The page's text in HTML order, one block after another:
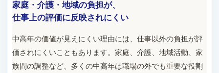
家庭・介護・地域の負担が、
仕事上の評価に反映されにくい
中高年の価値が見えにくい理由には、仕事以外の負担が評
価されにくいこともあります。家庭、介護、地域活動、家
族間の調整など、多くの中高年は職場の外でも重要な役割